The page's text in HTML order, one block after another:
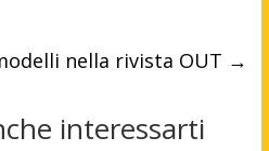
nella rivista OUT →
interessarti